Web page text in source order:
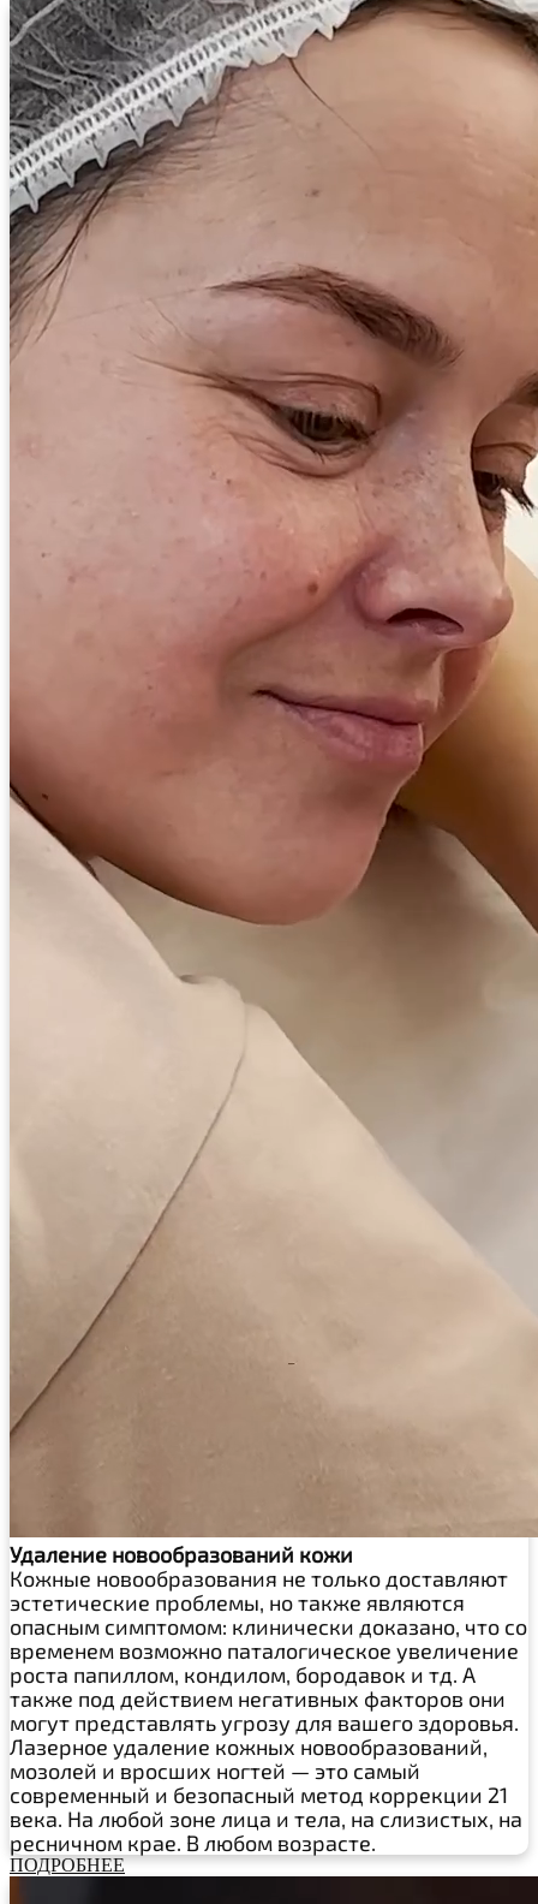
Удаление новообразований кожи
Кожные новообразования не только доставляют
эстетические проблемы, но также являются
опасным симптомом: клинически доказано, что со
временем возможно паталогическое увеличение
роста папиллом, кондилом, бородавок и тд. А
также под действием негативных факторов они
могут представлять угрозу для вашего здоровья.
Лазерное удаление кожных новообразований,
мозолей и вросших ногтей — это самый
современный и безопасный метод коррекции 21
века. На любой зоне лица и тела, на слизистых, на
ресничном крае. В любом возрасте.
ПОДРОБНЕЕ